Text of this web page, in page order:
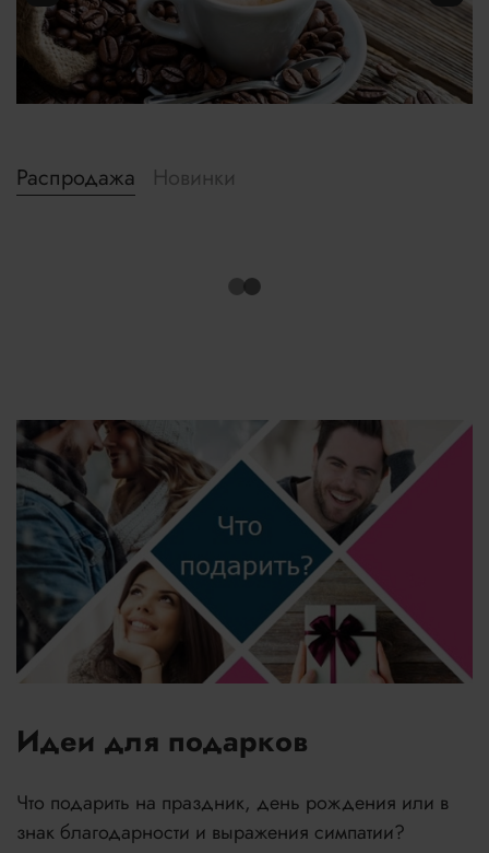
Распродажа Новинки
Идеи для подарков
Что подарить на праздник, день рождения или в
знак благодарности и выражения симпатии?